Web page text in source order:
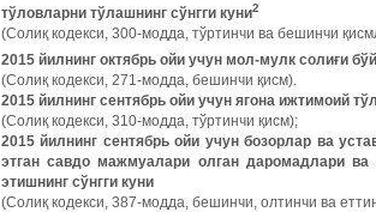
тўловларни тўлашнинг сўнгги куни2
(Солиқ кодекси, 300-модда, тўртинчи ва бешинчи
2015 йилнинг октябрь ойи учун мол-мулк солиғи
(Солиқ кодекси, 271-модда, бешинчи қисм).
2015 йилнинг сентябрь ойи учун ягона ижтимоий
(Солиқ кодекси, 310-модда, тўртинчи қисм);
2015 йилнинг сентябрь ойи учун бозорлар ва
этган савдо мажмуалари олган даромадлари ва
этишнинг сўнгги куни
(Солиқ кодекси, 387-модда, бешинчи, олтинчи ва